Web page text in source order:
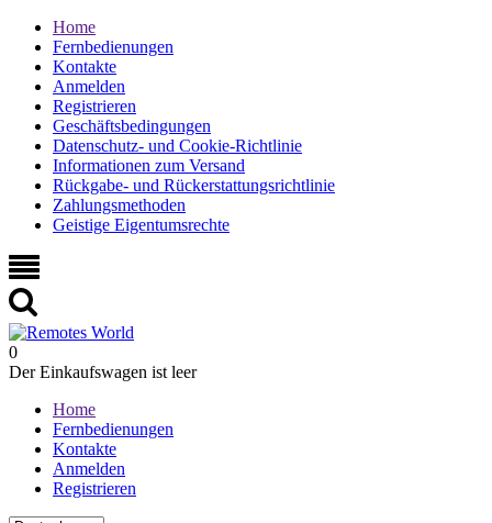
Home
Fernbedienungen
Kontakte
Anmelden
Registrieren
Geschäftsbedingungen
Datenschutz- und Cookie-Richtlinie
Informationen zum Versand
Rückgabe- und Rückerstattungsrichtlinie
Zahlungsmethoden
Geistige Eigentumsrechte
0
Der Einkaufswagen ist leer
Home
Fernbedienungen
Kontakte
Anmelden
Registrieren